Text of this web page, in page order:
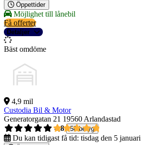
Öppettider
Möjlighet till lånebil
Få offerter
Detaljer
Bäst omdöme
4,9 mil
Custodia Bil & Motor
Generatorgatan 21 19560 Arlandastad
4,8
58 betyg
Du kan tidigast få tid: tisdag den 5 januari